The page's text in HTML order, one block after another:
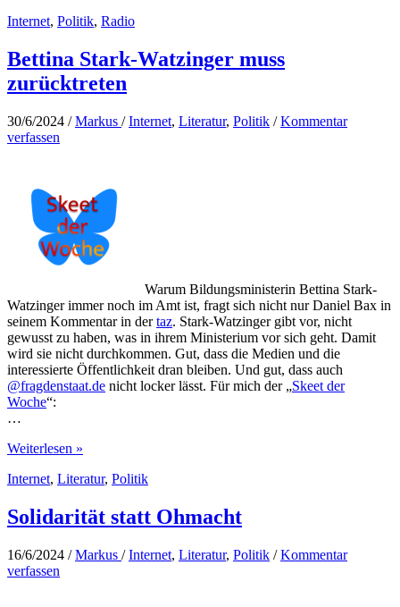
davon
lassen
Internet, Politik, Radio
Bettina Stark-Watzinger muss
zurücktreten
30/6/2024 /Markus /Internet, Literatur, Politik /Kommentar
verfassen
Warum Bildungsministerin Bettina Stark-
Watzinger immer noch im Amt ist, fragt sich nicht nur Daniel Bax in
seinem Kommentar in dertaz. Stark-Watzinger gibt vor, nicht
gewusst zu haben, was in ihrem Ministerium vor sich geht. Damit
wird sie nicht durchkommen. Gut, dass die Medien und die
interessierte Öffentlichkeit dran bleiben. Und gut, dass auch
@fragdenstaat.de nicht locker lässt. Für mich der „Skeet der
Woche“:
…
Bettina
Watzinger
zurücktreten
Weiterlesen »
Internet, Literatur, Politik
Solidarität statt Ohmacht
16/6/2024 /Markus /Internet, Literatur, Politik /Kommentar
verfassen